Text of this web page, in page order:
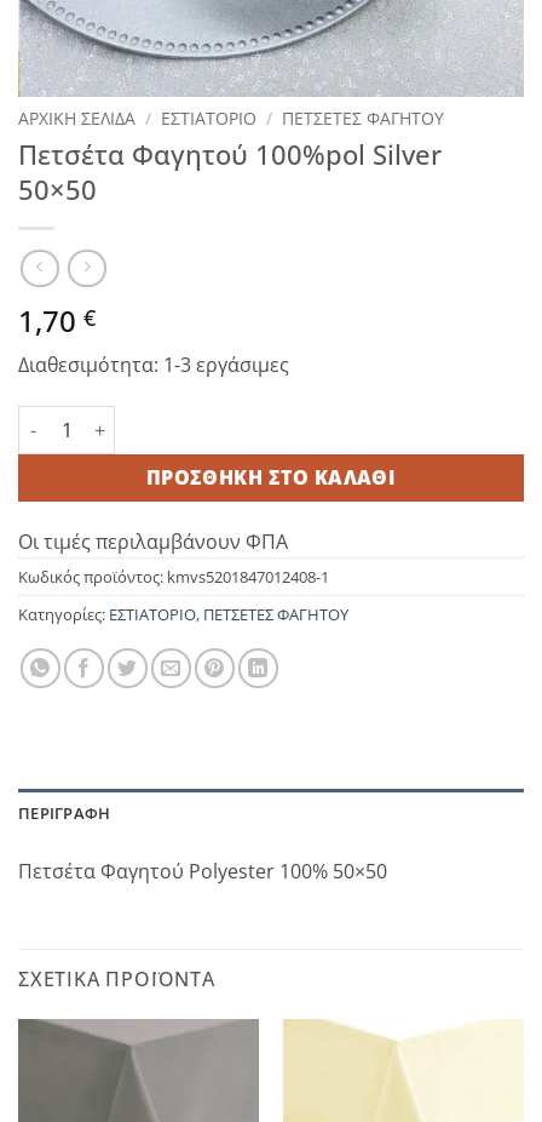
ΑΡΧΙΚΉ ΣΕΛΊΔΑ / ΕΣΤΙΑΤΟΡΙΟ / ΠΕΤΣΕΤΕΣ ΦΑΓΗΤΟΥ
Πετσέτα Φαγητού 100%pol Silver
50×50
1,70 €
Διαθεσιμότητα: 1-3 εργάσιμες
Πετσέτα Φαγητού 100%pol Silver 50×50 ποσότητα
ΠΡΟΣΘΉΚΗ ΣΤΟ ΚΑΛΆΘΙ
Οι τιμές περιλαμβάνουν ΦΠΑ
Κωδικός προϊόντος: kmvs5201847012408-1
Κατηγορίες: ΕΣΤΙΑΤΟΡΙΟ, ΠΕΤΣΕΤΕΣ ΦΑΓΗΤΟΥ
ΠΕΡΙΓΡΑΦΉ
Πετσέτα Φαγητού Polyester 100% 50×50
ΣΧΕΤΙΚΆ ΠΡΟΪΌΝΤΑ